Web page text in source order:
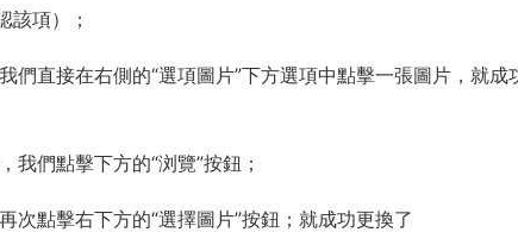
該項）；
們直接在右側的“選項圖片”下方選項中點擊一張圖片，就成
們點擊下方的“浏覽”按鈕；
次點擊右下方的“選擇圖片”按鈕；就成功更換了